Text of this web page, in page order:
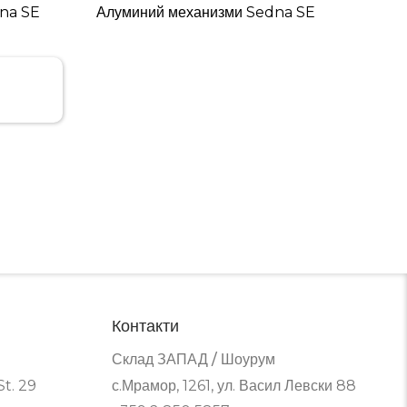
SE Алуминий механизми Sedna SE
29
Контакти
Склад ЗАПАД / Шоурум
с.Мрамор, 1261, ул. Васил Левски 88